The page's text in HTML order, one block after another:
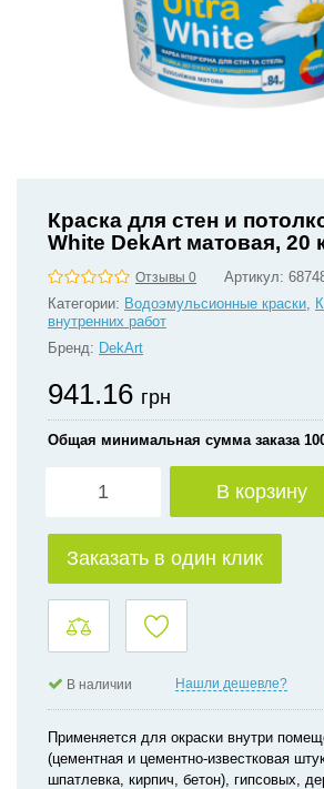
Краска для стен и
White DekArt матовая, 20
Отзывы 0 Артикул:
Категории: Водоэмульсионные краски,
внутренних работ
Бренд: DekArt
941.16 грн
Общая минимальная сумма заказа
В корзину
Заказать в один клик
В наличии Нашли дешевле?
Применяется для окраски внутри
(цементная и цементно-известковая
шпатлевка, кирпич, бетон), гипсовых,